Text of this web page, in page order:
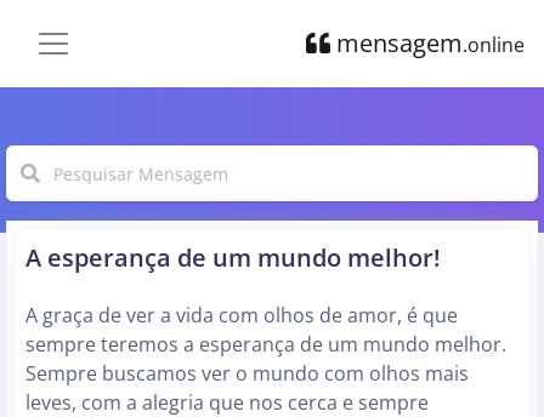
mensagem.online
A esperança de um mundo melhor!
A graça de ver a vida com olhos de amor, é que
sempre teremos a esperança de um mundo melhor.
Sempre buscamos ver o mundo com olhos mais
leves, com a alegria que nos cerca e sempre